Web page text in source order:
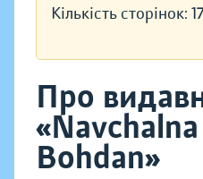
Кількість сторінок:
Про
Bohdan»